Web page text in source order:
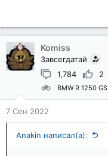
Komiss
Завсегдатай
1,784
2
BMW R 1250
7 Сен 2022
Anakin написал(а):